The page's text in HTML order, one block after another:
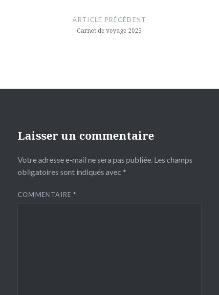
ARTICLE PRÉCÉDENT
Carnet de voyage 2025
Laisser un commentaire
Votre adresse e-mail ne sera pas publiée. Les champs
obligatoires sont indiqués avec *
COMMENTAIRE*